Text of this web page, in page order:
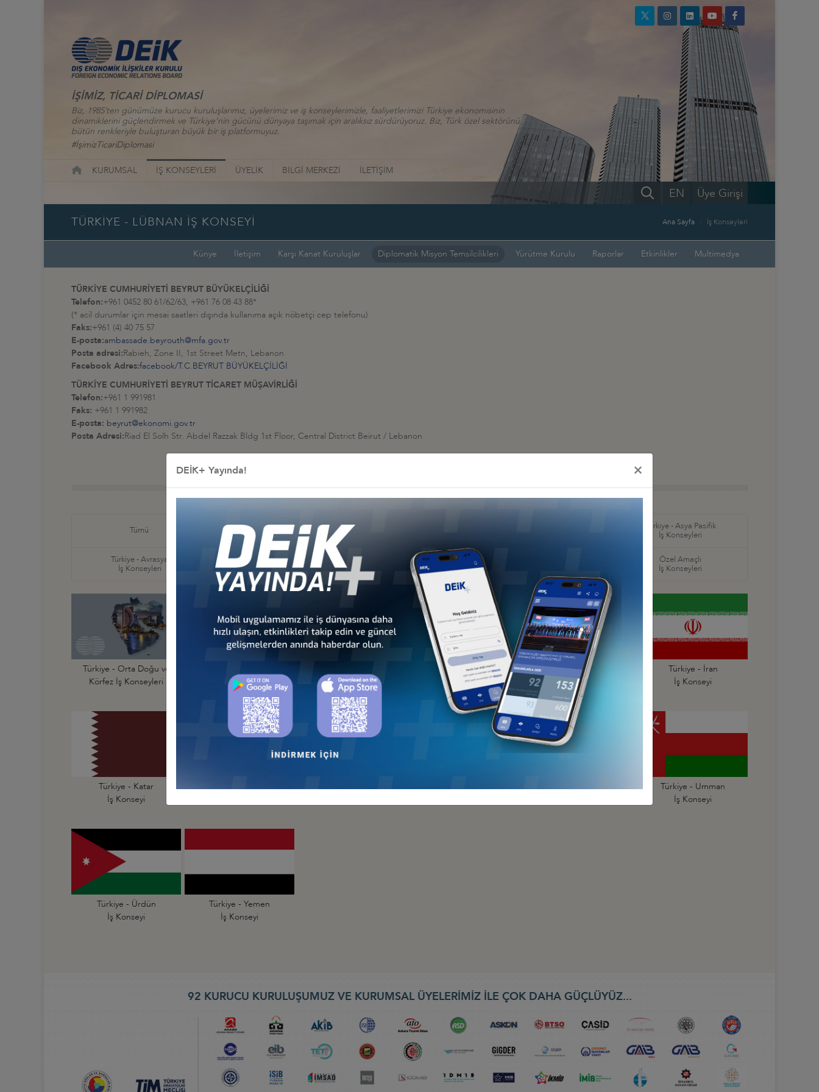
İŞİMİZ, TİCARİ DİPLOMASİ
Biz, 1985’ten günümüze kurucu kuruluşlarımız, üyelerimiz ve iş konseylerimizle, faaliyetlerimizi Türkiye ekonomisinin
dinamiklerini güçlendirmek ve Türkiye’nin gücünü dünyaya taşımak için aralıksız sürdürüyoruz. Biz, Türk özel sektörünü
bütün renkleriyle buluşturan büyük bir iş platformuyuz.
#İşimizTicariDiplomasi
KURUMSAL İŞ KONSEYLERİ ÜYELİK BİLGİ MERKEZİ İLETİŞİM
Üye Girişi
EN
TÜRKİYE - LÜBNAN İŞ KONSEYİ Ana Sayfa İş Konseyleri
Künye İletişim Karşı Kanat Kuruluşlar Diplomatik Misyon Temsilcilikleri Yürütme Kurulu Raporlar Etkinlikler Multimedya
TÜRKİYE CUMHURİYETİ BEYRUT BÜYÜKELÇİLİĞİ
Telefon:+961 0452 80 61/62/63, +961 76 08 43 88*
(* acil durumlar için mesai saatleri dışında kullanıma açık nöbetçi cep telefonu)
Faks:+961 (4) 40 75 57
E-posta:ambassade.beyrouth@mfa.gov.tr
Posta adresi:Rabieh, Zone II, 1st Street Metn, Lebanon
Facebook Adres:facebook/T.C.BEYRUT BÜYÜKELÇİLİĞİ
TÜRKİYE CUMHURİYETİ BEYRUT TİCARET MÜŞAVİRLİĞİ
Telefon:+961 1 991981
Faks: +961 1 991982
E-posta: beyrut@ekonomi.gov.tr
Posta Adresi:Riad El Solh Str. Abdel Razzak Bldg 1st Floor, Central District Beirut / Lebanon
Diğer İş Konseyleri
Tümü
Türkiye - Afrika
İş Konseyleri
Türkiye - Asya Pasifik
İş Konseyleri
Türkiye - Avrasya
İş Konseyleri
Türkiye - Avrupa
İş Konseyleri
Türkiye - Orta Doğu ve
Körfez İş Konseyleri
Özel Amaçlı
İş Konseyleri
Türkiye - Orta Doğu ve
Körfez İş Konseyleri
İş Konseyi
Türkiye - Birleşik Arap
Emirlikleri İş Konseyi
Türkiye - Filistin
İş Konseyi
Türkiye - Irak
İş Konseyi
Türkiye - İran
İş Konseyi
Türkiye - Katar
İş Konseyi
Türkiye - Kuveyt
Türkiye - Lübnan
Türkiye - Suriye
Türkiye - Suudi Arabistan
Türkiye - Umman
İş Konseyi
Türkiye - Ürdün
İş Konseyi
Türkiye - Yemen
İş Konseyi
92 KURUCU KURULUŞUMUZ VE KURUMSAL ÜYELERİMİZ İLE ÇOK DAHA GÜÇLÜYÜZ...
DEİK+ Yayında! ×